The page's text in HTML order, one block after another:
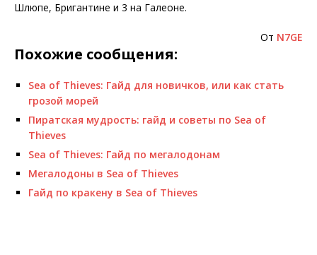
Шлюпе, Бригантине и 3 на Галеоне.
От N7GE
Похожие сообщения:
Sea of Thieves: Гайд для новичков, или как стать
грозой морей
Пиратская мудрость: гайд и советы по Sea of
Thieves
Sea of Thieves: Гайд по мeгaлодoнам
Мегaлодoны в Sea of Thieves
Гайд по крaкeну в Sea of Thieves